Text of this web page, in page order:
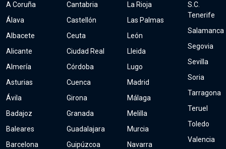
A Coruña
Álava
Albacete
Alicante
Almería
Asturias
Ávila
Badajoz
Baleares
Barcelona
Cantabria
Castellón
Ceuta
Ciudad Real
Córdoba
Cuenca
Girona
Granada
Guadalajara
Guipúzcoa
La Rioja
Las Palmas
León
Lleida
Lugo
Madrid
Málaga
Melilla
Murcia
Navarra
S.C.
Tenerife
Salamanca
Segovia
Sevilla
Soria
Tarragona
Teruel
Toledo
Valencia